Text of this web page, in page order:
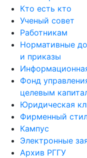
Кто есть кто
Ученый совет
Работникам
Нормативные
и приказы
Фонд
целевым
Юридическая
Фирменный
Кампус
Электронные
Архив РГГУ